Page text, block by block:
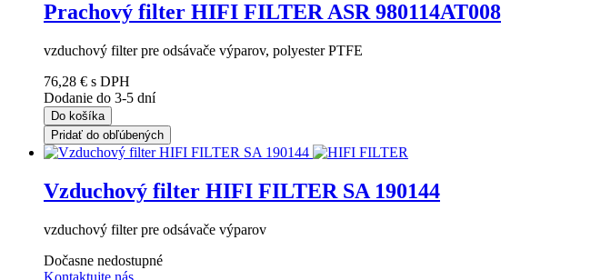
Prachový filter HIFI FILTER ASR 980114AT008
vzduchový filter pre odsávače výparov, polyester PTFE
76,28 € s DPH
Dodanie do 3-5 dní
Do košíka
Pridať do obľúbených
Vzduchový filter HIFI FILTER SA 190144
vzduchový filter pre odsávače výparov
Dočasne nedostupné